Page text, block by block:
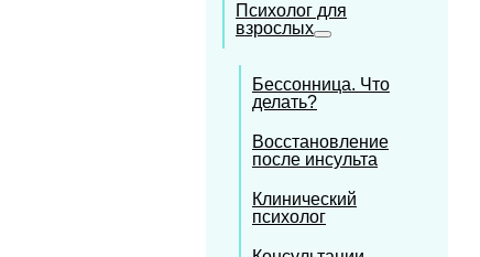
Психолог для
взрослых
Бессонница. Что
делать?
Восстановление
после инсульта
Клинический
психолог